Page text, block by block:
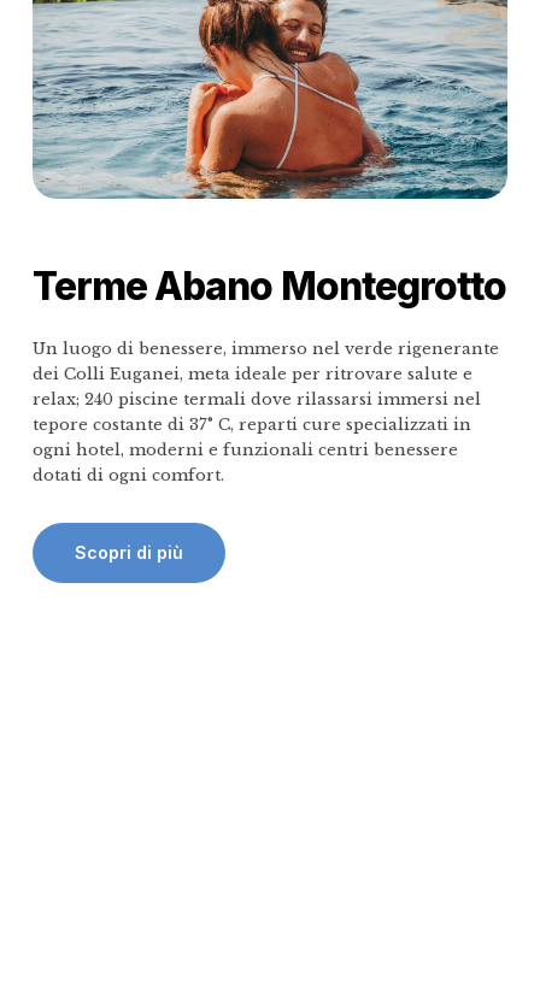
Terme Abano Montegrotto
Un luogo di benessere, immerso nel verde rigenerante
dei Colli Euganei, meta ideale per ritrovare salute e
relax; 240 piscine termali dove rilassarsi immersi nel
tepore costante di 37° C, reparti cure specializzati in
ogni hotel, moderni e funzionali centri benessere
dotati di ogni comfort.
Scopri di più